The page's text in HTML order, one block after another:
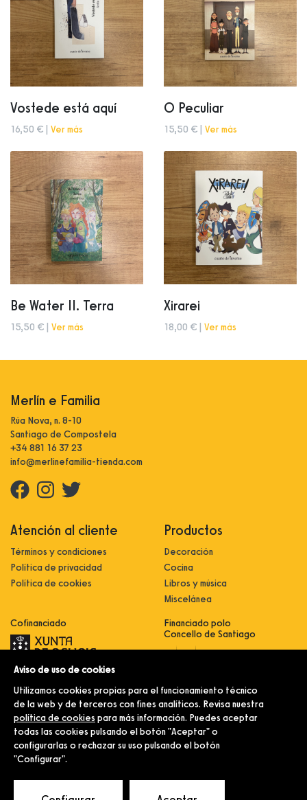
Vostede está aquí
16,50 € | Ver más
O Peculiar
15,50 € | Ver más
Be Water II. Terra
15,50 € | Ver más
Xirarei
18,00 € | Ver más
Merlín e Familia
Rúa Nova, n. 8-10
Santiago de Compostela
+34 881 16 37 23
info@merlinefamilia-tienda.com
Atención al cliente
Términos y condiciones
Política de privacidad
Política de cookies
Productos
Decoración
Cocina
Libros y música
Miscelánea
Cofinanciado
Innovación, dixitalización e
comercialización e expansión do
sector comercial e artesanal
Implantación e pulo da estratexia
dixital e modernización do sector
comercial e artesanal (CO300C
2021)
Financiado polo
Concello de Santiago
© Merlín e Familia.
Aviso de uso de cookies
Utilizamos cookies propias para el funcionamiento técnico
de la web y de terceros con fines analíticos. Revisa nuestra
política de cookies para más información. Puedes aceptar
todas las cookies pulsando el botón "Aceptar" o
configurarlas o rechazar su uso pulsando el botón
"Configurar".